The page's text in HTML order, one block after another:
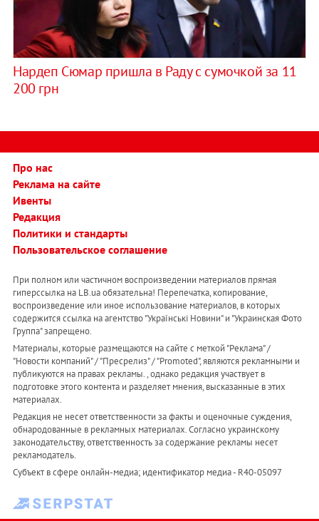
Нардеп Сюмар пришла в Раду с сумочкой за 11
200 грн
Про нас
Реклама на сайте
Ивенты
Редакция
Политики и стандарты
Пользовательское соглашение
При полном или частичном воспроизведении материалов прямая
гиперссылка на LB.ua обязательна! Перепечатка, копирование,
воспроизведение или иное использование материалов, в которых
содержится ссылка на агентство "Українськi Новини" и "Украинская Фото
Группа" запрещено.
Материалы, которые размещаются на сайте с меткой "Реклама" /
"Новости компаний" / "Пресрелиз" / "Promoted", являются рекламными и
публикуются на правах рекламы. , однако редакция участвует в
подготовке этого контента и разделяет мнения, высказанные в этих
материалах.
Редакция не несет ответственности за факты и оценочные суждения,
обнародованные в рекламных материалах. Согласно украинскому
законодательству, ответственность за содержание рекламы несет
рекламодатель.
Субъект в сфере онлайн-медиа; идентификатор медиа - R40-05097